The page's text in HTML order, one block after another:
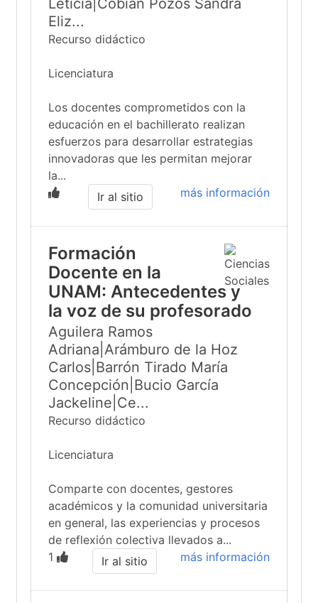
Leticia|Cobián Pozos Sandra
Eliz...
Recurso didáctico
Licenciatura
Los docentes comprometidos con la
educación en el bachillerato realizan
esfuerzos para desarrollar estrategias
innovadoras que les permitan mejorar
la...
más información
Ir al sitio
Formación
Docente en la
UNAM: Antecedentes y
la voz de su profesorado
Aguilera Ramos
Adriana|Arámburo de la Hoz
Carlos|Barrón Tirado María
Concepción|Bucio García
Jackeline|Ce...
Recurso didáctico
Licenciatura
Comparte con docentes, gestores
académicos y la comunidad universitaria
en general, las experiencias y procesos
de reflexión colectiva llevados a...
1
más información
Ir al sitio